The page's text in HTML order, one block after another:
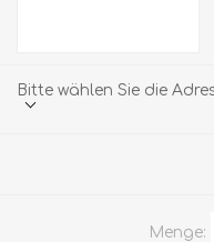
Bitte wählen Sie die
Menge: